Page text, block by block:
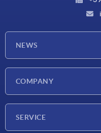
NEWS
COMPANY
SERVICE